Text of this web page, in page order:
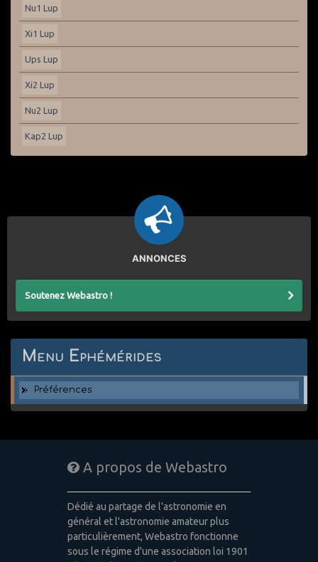
Nu1 Lup
Xi1 Lup
Ups Lup
Xi2 Lup
Nu2 Lup
Kap2 Lup
ANNONCES
Soutenez Webastro !
Menu Ephémérides
Préférences
A propos de Webastro
Dédié au partage de l'astronomie en
général et l'astronomie amateur plus
particulièrement, Webastro fonctionne
sous le régime d'une association loi 1901